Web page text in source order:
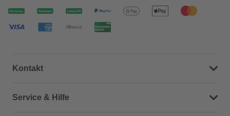
Kontakt
Dein Kontakt zu uns
Service & Hilfe